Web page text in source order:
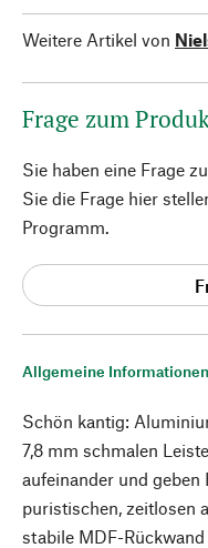
Allgemeine Informationen
Schön kantig:
7,8 mm schmalen
aufeinander und
puristischen, zeitlosen
stabile MDF-
Weitere Artikel von
Frage zum
Sie haben eine Frage
Sie die Frage hier
Programm.